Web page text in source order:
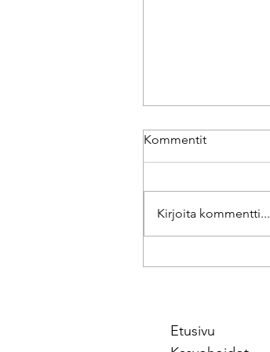
Kommentit
Kirjoita kommentti...
Etusivu